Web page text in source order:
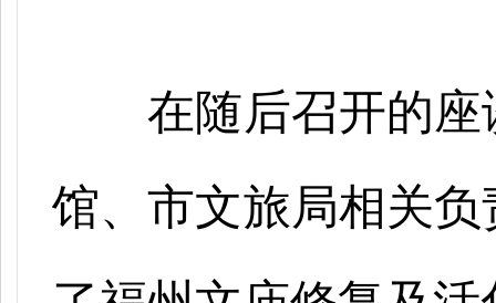
在随后召开的
馆、市文旅局相关